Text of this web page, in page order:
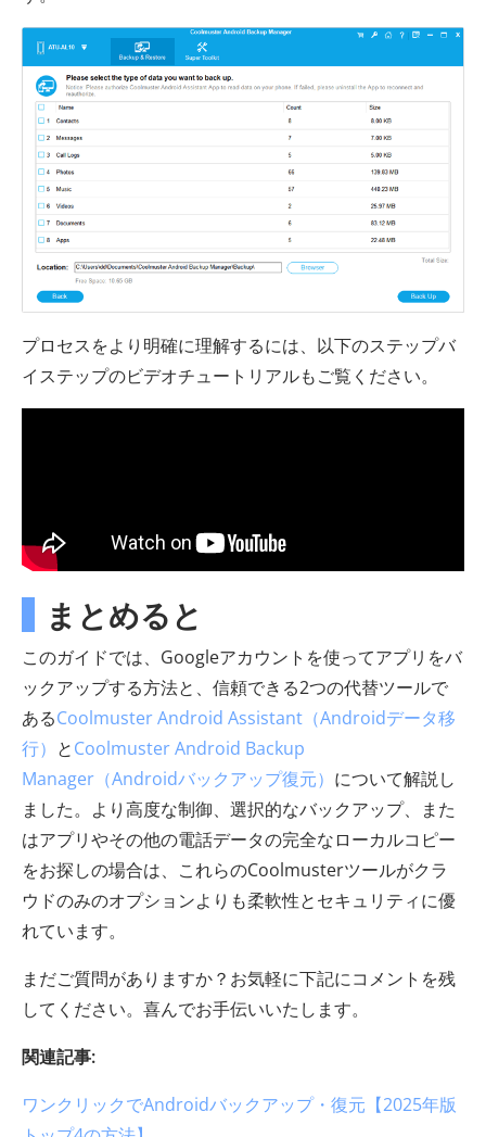
プロセスをより明確に理解するには、以下のステップバ
イステップのビデオチュートリアルもご覧ください。
まとめると
このガイドでは、Googleアカウントを使ってアプリをバ
ックアップする方法と、信頼できる2つの代替ツールで
あるCoolmuster Android Assistant（Androidデータ移
行） とCoolmuster Android Backup
Manager（Androidバックアップ復元） について解説し
ました。より高度な制御、選択的なバックアップ、また
はアプリやその他の電話データの完全なローカルコピー
をお探しの場合は、これらのCoolmusterツールがクラ
ウドのみのオプションよりも柔軟性とセキュリティに優
れています。
まだご質問がありますか？お気軽に下記にコメントを残
してください。喜んでお手伝いいたします。
関連記事:
ワンクリックでAndroidバックアップ・復元【2025年版